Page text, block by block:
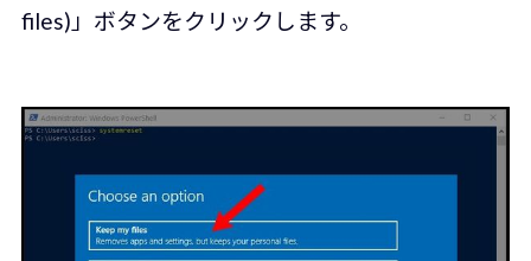
files)」ボタンをクリックします。